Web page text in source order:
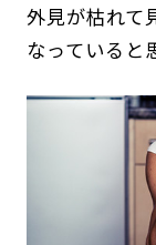
外見が枯れて
なっていると